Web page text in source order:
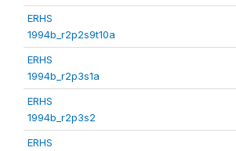
ERHS
1994b_r2p2s9t10a
ERHS
1994b_r2p3s1a
ERHS
1994b_r2p3s2
ERHS